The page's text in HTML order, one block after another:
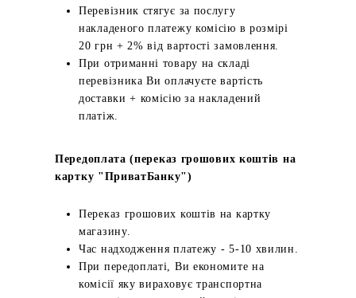
Перевізник стягує за послугу
накладеного платежу комісію в розмірі
20 грн + 2% від вартості замовлення.
При отриманні товару на складі
перевізника Ви оплачуєте вартість
доставки + комісію за накладений
платіж.
Передоплата (переказ грошових коштів на
картку "ПриватБанку")
Переказ грошових коштів на картку
магазину.
Час надходження платежу - 5-10 хвилин.
При передоплаті, Ви економите на
комісії яку вираховує транспортна